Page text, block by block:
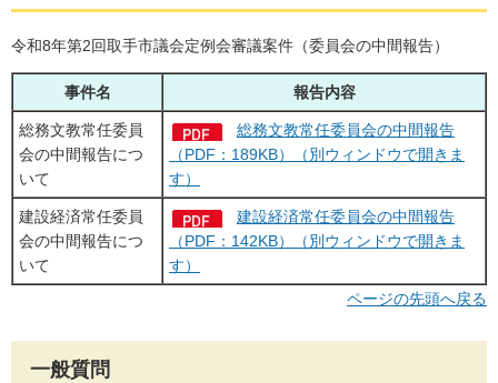
令和8年第2回取手市議会定例会審議案件（委員会の中間報告）
事件名 報告内容
総務文教常任委員
会の中間報告につ
いて
総務文教常任委員会の中間報告
（PDF：189KB）（別ウィンドウで開きま
す）
建設経済常任委員
会の中間報告につ
いて
建設経済常任委員会の中間報告
（PDF：142KB）（別ウィンドウで開きま
す）
ページの先頭へ戻る
一般質問